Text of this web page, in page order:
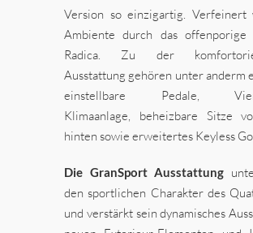
Version so einzigartig. Verfeinert
Ambiente durch das offenporige
Radica. Zu der
Ausstattung gehören unter anderm
einstellbare Pedale, Vier-
Klimaanlage, beheizbare Sitze
hinten sowie erweitertes Keyless Go.
Die GranSport Ausstattung
den sportlichen Charakter des
und verstärkt sein dynamisches